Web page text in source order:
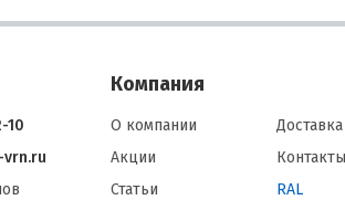
10
Компания
О компании
Акции
Статьи
Доставка
Контакты
RAL